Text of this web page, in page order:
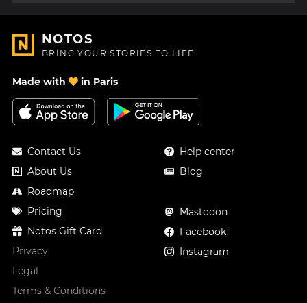
NOTOS
BRING YOUR STORIES TO LIFE
Made with in Paris
Contact Us
About Us
Roadmap
Pricing
Notos Gift Card
Privacy
Legal
Terms & Conditions
Help center
Blog
Mastodon
Facebook
Instagram